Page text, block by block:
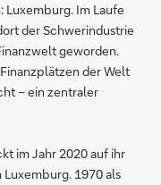
Luxemburg. Im Laufe
der Schwerindustrie
geworden.
der Welt
– ein zentraler
im Jahr 2020 auf ihr
1970 als